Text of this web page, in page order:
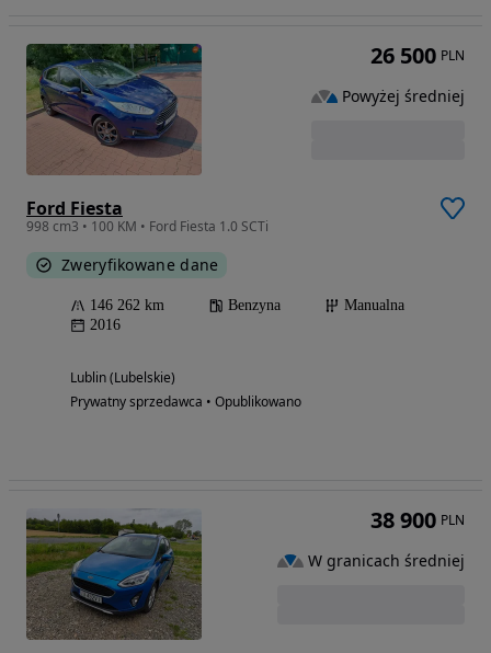
Ford Fiesta
998 cm3 • 100 KM • Ford Fiesta 1.0 SCTi
Zweryfikowane dane
146 262 km Benzyna
Manualna
2016
Lublin (Lubelskie)
Prywatny sprzedawca • Opublikowano
26 500 PLN
Powyżej średniej
38 900 PLN
W granicach średniej